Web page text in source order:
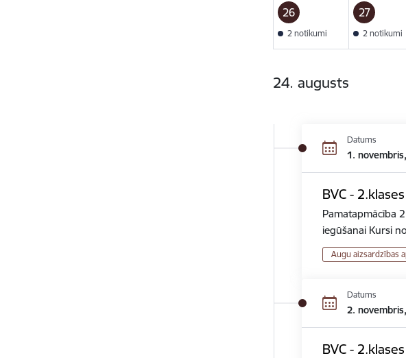
26
2 notikumi
27
2 notikumi
24. augusts
Datums
1.
BVC -
Pamatapmācība
iegūšanai Kursi
Augu aizsardzības
Datums
2.
BVC -